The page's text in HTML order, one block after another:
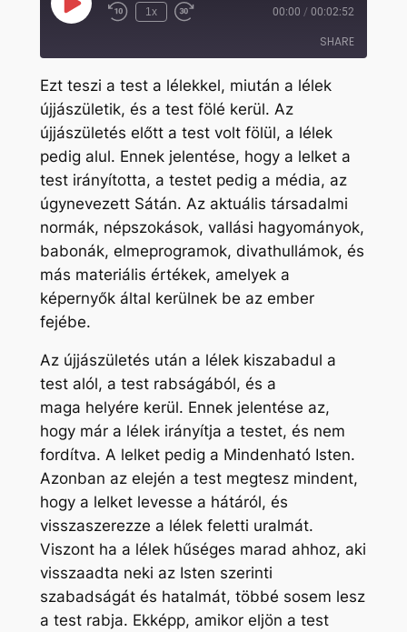
Play
Episode Rewind
1x
Fast
seconds
00:00 / 00:02:52
SHARE
SHARE
LINK
EMBED
Ezt teszi a test a lélekkel, miután a lélek
újjászületik, és a test fölé kerül. Az
újjászületés előtt a test volt fölül, a lélek
pedig alul. Ennek jelentése, hogy a lelket a
test irányította, a testet pedig a média, az
úgynevezett Sátán. Az aktuális társadalmi
normák, népszokások, vallási hagyományok,
babonák, elmeprogramok, divathullámok, és
más materiális értékek, amelyek a
képernyők által kerülnek be az ember
fejébe.
Az újjászületés után a lélek kiszabadul a
test alól, a test rabságából, és a
maga helyére kerül. Ennek jelentése az,
hogy már a lélek irányítja a testet, és nem
fordítva. A lelket pedig a Mindenható Isten.
Azonban az elején a test megtesz mindent,
hogy a lelket levesse a hátáról, és
visszaszerezze a lélek feletti uralmát.
Viszont ha a lélek hűséges marad ahhoz, aki
visszaadta neki az Isten szerinti
szabadságát és hatalmát, többé sosem lesz
a test rabja. Ekképp, amikor eljön a test